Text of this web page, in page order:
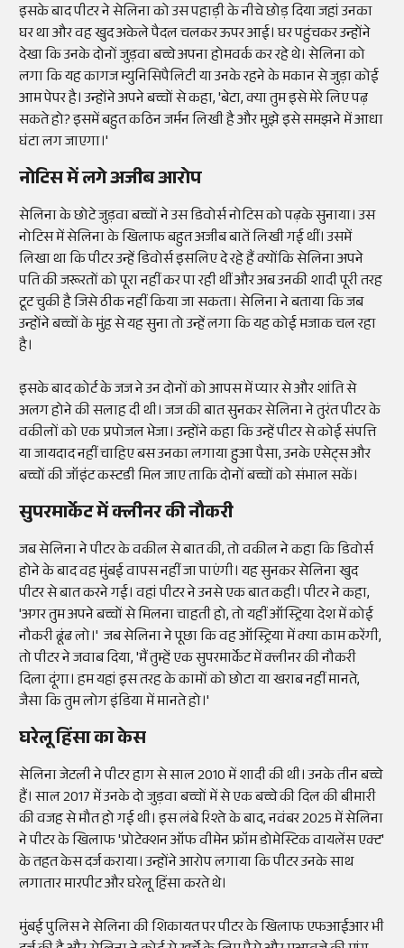
इसके बाद पीटर ने सेलिना को उस पहाड़ी के नीचे छोड़ दिया जहां उनका
घर था और वह खुद अकेले पैदल चलकर ऊपर आई। घर पहुंचकर उन्होंने
देखा कि उनके दोनों जुड़वा बच्चे अपना होमवर्क कर रहे थे। सेलिना को
लगा कि यह कागज म्युनिसिपैलिटी या उनके रहने के मकान से जुड़ा कोई
आम पेपर है। उन्होंने अपने बच्चों से कहा, 'बेटा, क्या तुम इसे मेरे लिए पढ़
सकते हो? इसमें बहुत कठिन जर्मन लिखी है और मुझे इसे समझने में आधा
घंटा लग जाएगा।'
नोटिस में लगे अजीब आरोप
सेलिना के छोटे जुड़वा बच्चों ने उस डिवोर्स नोटिस को पढ़के सुनाया। उस
नोटिस में सेलिना के खिलाफ बहुत अजीब बातें लिखी गई थीं। उसमें
लिखा था कि पीटर उन्हें डिवोर्स इसलिए दे रहे हैं क्योंकि सेलिना अपने
पति की जरूरतों को पूरा नहीं कर पा रही थीं और अब उनकी शादी पूरी तरह
टूट चुकी है जिसे ठीक नहीं किया जा सकता। सेलिना ने बताया कि जब
उन्होंने बच्चों के मुंह से यह सुना तो उन्हें लगा कि यह कोई मजाक चल रहा
है।
इसके बाद कोर्ट के जज ने उन दोनों को आपस में प्यार से और शांति से
अलग होने की सलाह दी थी। जज की बात सुनकर सेलिना ने तुरंत पीटर के
वकीलों को एक प्रपोजल भेजा। उन्होंने कहा कि उन्हें पीटर से कोई संपत्ति
या जायदाद नहीं चाहिए बस उनका लगाया हुआ पैसा, उनके एसेट्स और
बच्चों की जॉइंट कस्टडी मिल जाए ताकि दोनों बच्चों को संभाल सकें।
सुपरमार्केट में क्लीनर की नौकरी
जब सेलिना ने पीटर के वकील से बात की, तो वकील ने कहा कि डिवोर्स
होने के बाद वह मुंबई वापस नहीं जा पाएंगी। यह सुनकर सेलिना खुद
पीटर से बात करने गई। वहां पीटर ने उनसे एक बात कही। पीटर ने कहा,
'अगर तुम अपने बच्चों से मिलना चाहती हो, तो यहीं ऑस्ट्रिया देश में कोई
नौकरी ढूंढ लो।' जब सेलिना ने पूछा कि वह ऑस्ट्रिया में क्या काम करेंगी,
तो पीटर ने जवाब दिया, 'मैं तुम्हें एक सुपरमार्केट में क्लीनर की नौकरी
दिला दूंगा। हम यहां इस तरह के कामों को छोटा या खराब नहीं मानते,
जैसा कि तुम लोग इंडिया में मानते हो।'
घरेलू हिंसा का केस
सेलिना जेटली ने पीटर हाग से साल 2010 में शादी की थी। उनके तीन बच्चे
हैं। साल 2017 में उनके दो जुड़वा बच्चों में से एक बच्चे की दिल की बीमारी
की वजह से मौत हो गई थी। इस लंबे रिश्ते के बाद, नवंबर 2025 में सेलिना
ने पीटर के खिलाफ 'प्रोटेक्शन ऑफ वीमेन फ्रॉम डोमेस्टिक वायलेंस एक्ट'
के तहत केस दर्ज कराया। उन्होंने आरोप लगाया कि पीटर उनके साथ
लगातार मारपीट और घरेलू हिंसा करते थे।
मुंबई पुलिस ने सेलिना की शिकायत पर पीटर के खिलाफ एफआईआर भी